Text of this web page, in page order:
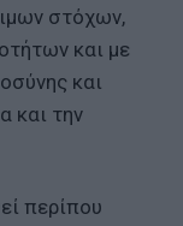
στόχων,
και με
και
και την
περίπου